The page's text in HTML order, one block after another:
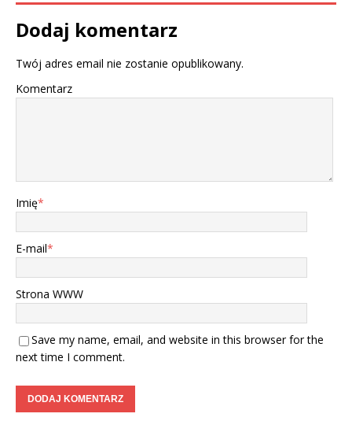
Dodaj komentarz
Twój adres email nie zostanie opublikowany.
Komentarz
Imię*
E-mail*
Strona WWW
Save my name, email, and website in this browser for the
next time I comment.